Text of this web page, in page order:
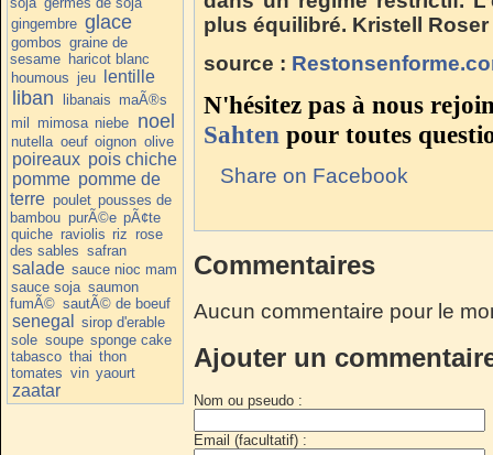
gingembre glace
gombos graine de
sesame haricot blanc
houmous jeu lentille
liban libanais maÃ®s
mil mimosa niebe noel
nutella oeuf oignon olive
poireaux pois chiche
pomme pomme de
terre poulet pousses de
bambou purÃ©e pÃ¢te
quiche raviolis riz rose
des sables safran
salade sauce nioc mam
sauce soja saumon
fumÃ© sautÃ© de boeuf
senegal
sirop d'erable
sole soupe sponge cake
tabasco thai thon
tomates vin yaourt
zaatar
plus équilibré. Kristell Roser
source :
N'hésitez pas à nous
Sahten pour toutes
Share on Facebook
Commentaires
Aucun commentaire pour le
Ajouter un
Nom ou pseudo :
Email (facultatif) :